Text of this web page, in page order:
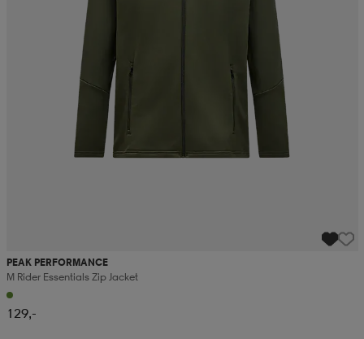
PEAK PERFORMANCE
M Rider Essentials Zip Jacket
129,-